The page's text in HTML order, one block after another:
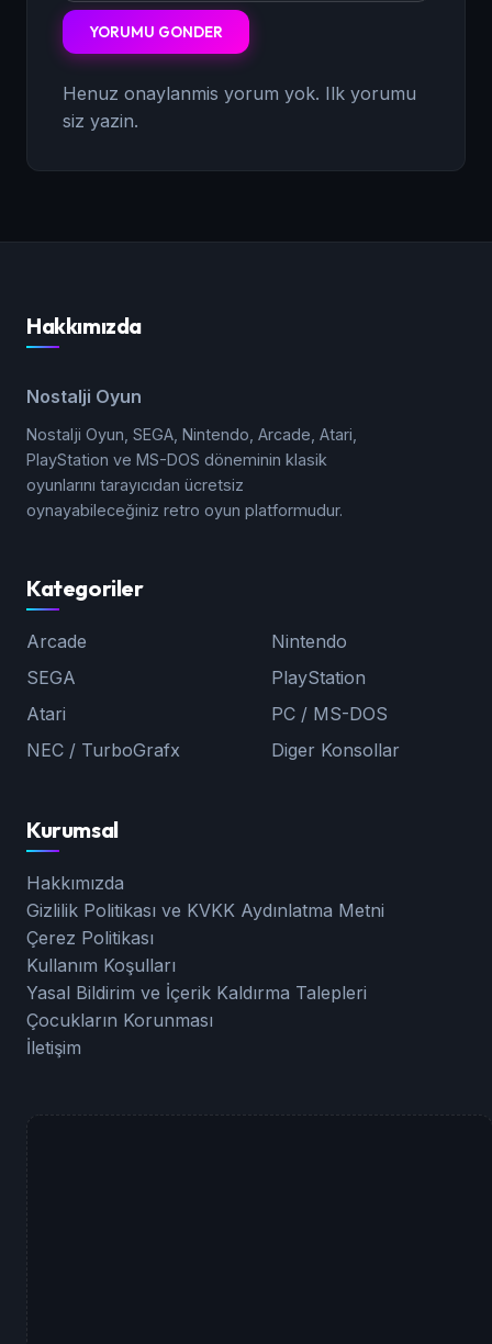
YORUMU GONDER
Henuz onaylanmis yorum yok. Ilk yorumu
siz yazin.
Hakkımızda
Nostalji Oyun
Nostalji Oyun, SEGA, Nintendo, Arcade, Atari,
PlayStation ve MS-DOS döneminin klasik
oyunlarını tarayıcıdan ücretsiz
oynayabileceğiniz retro oyun platformudur.
Kategoriler
Arcade
Nintendo
SEGA
PlayStation
Atari
PC / MS-DOS
NEC / TurboGrafx
Diger Konsollar
Kurumsal
Hakkımızda
Gizlilik Politikası ve KVKK Aydınlatma Metni
Çerez Politikası
Kullanım Koşulları
Yasal Bildirim ve İçerik Kaldırma Talepleri
Çocukların Korunması
İletişim